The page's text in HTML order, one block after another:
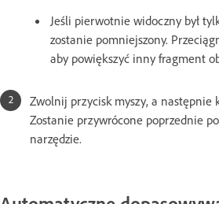
Jeśli pierwotnie widoczny był
zostanie pomniejszony.
aby powiększyć inny fragment
Zwolnij przycisk myszy, a następnie
Zostanie przywrócone poprzednie
narzędzie.